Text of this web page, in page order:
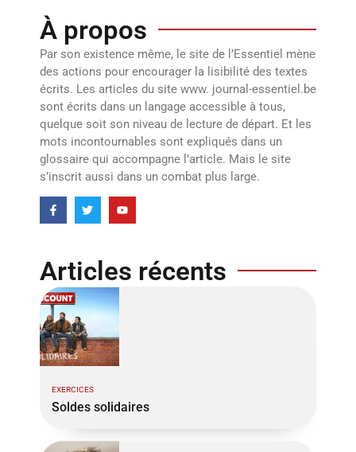
À propos
Par son existence même, le site de l’Essentiel mène
des actions pour encourager la lisibilité des textes
écrits. Les articles du site www. journal-essentiel.be
sont écrits dans un langage accessible à tous,
quelque soit son niveau de lecture de départ. Et les
mots incontournables sont expliqués dans un
glossaire qui accompagne l’article. Mais le site
s’inscrit aussi dans un combat plus large.
Articles récents
EXERCICES
Soldes solidaires